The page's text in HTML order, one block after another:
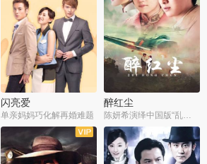
闪亮爱
单亲妈妈巧化解再婚难题
醉红尘
陈妍希演绎中国版“乱世佳人”
全30集 全30集